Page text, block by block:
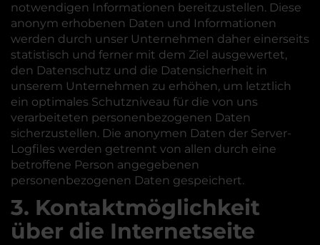
notwendigen Informationen bereitzustellen. Diese
anonym erhobenen Daten und Informationen
werden durch unser Unternehmen daher einerseits
statistisch und ferner mit dem Ziel ausgewertet,
den Datenschutz und die Datensicherheit in
unserem Unternehmen zu erhöhen, um letztlich
ein optimales Schutzniveau für die von uns
verarbeiteten personenbezogenen Daten
sicherzustellen. Die anonymen Daten der Server-
Logfiles werden getrennt von allen durch eine
betroffene Person angegebenen
personenbezogenen Daten gespeichert.
3. Kontaktmöglichkeit
über die Internetseite